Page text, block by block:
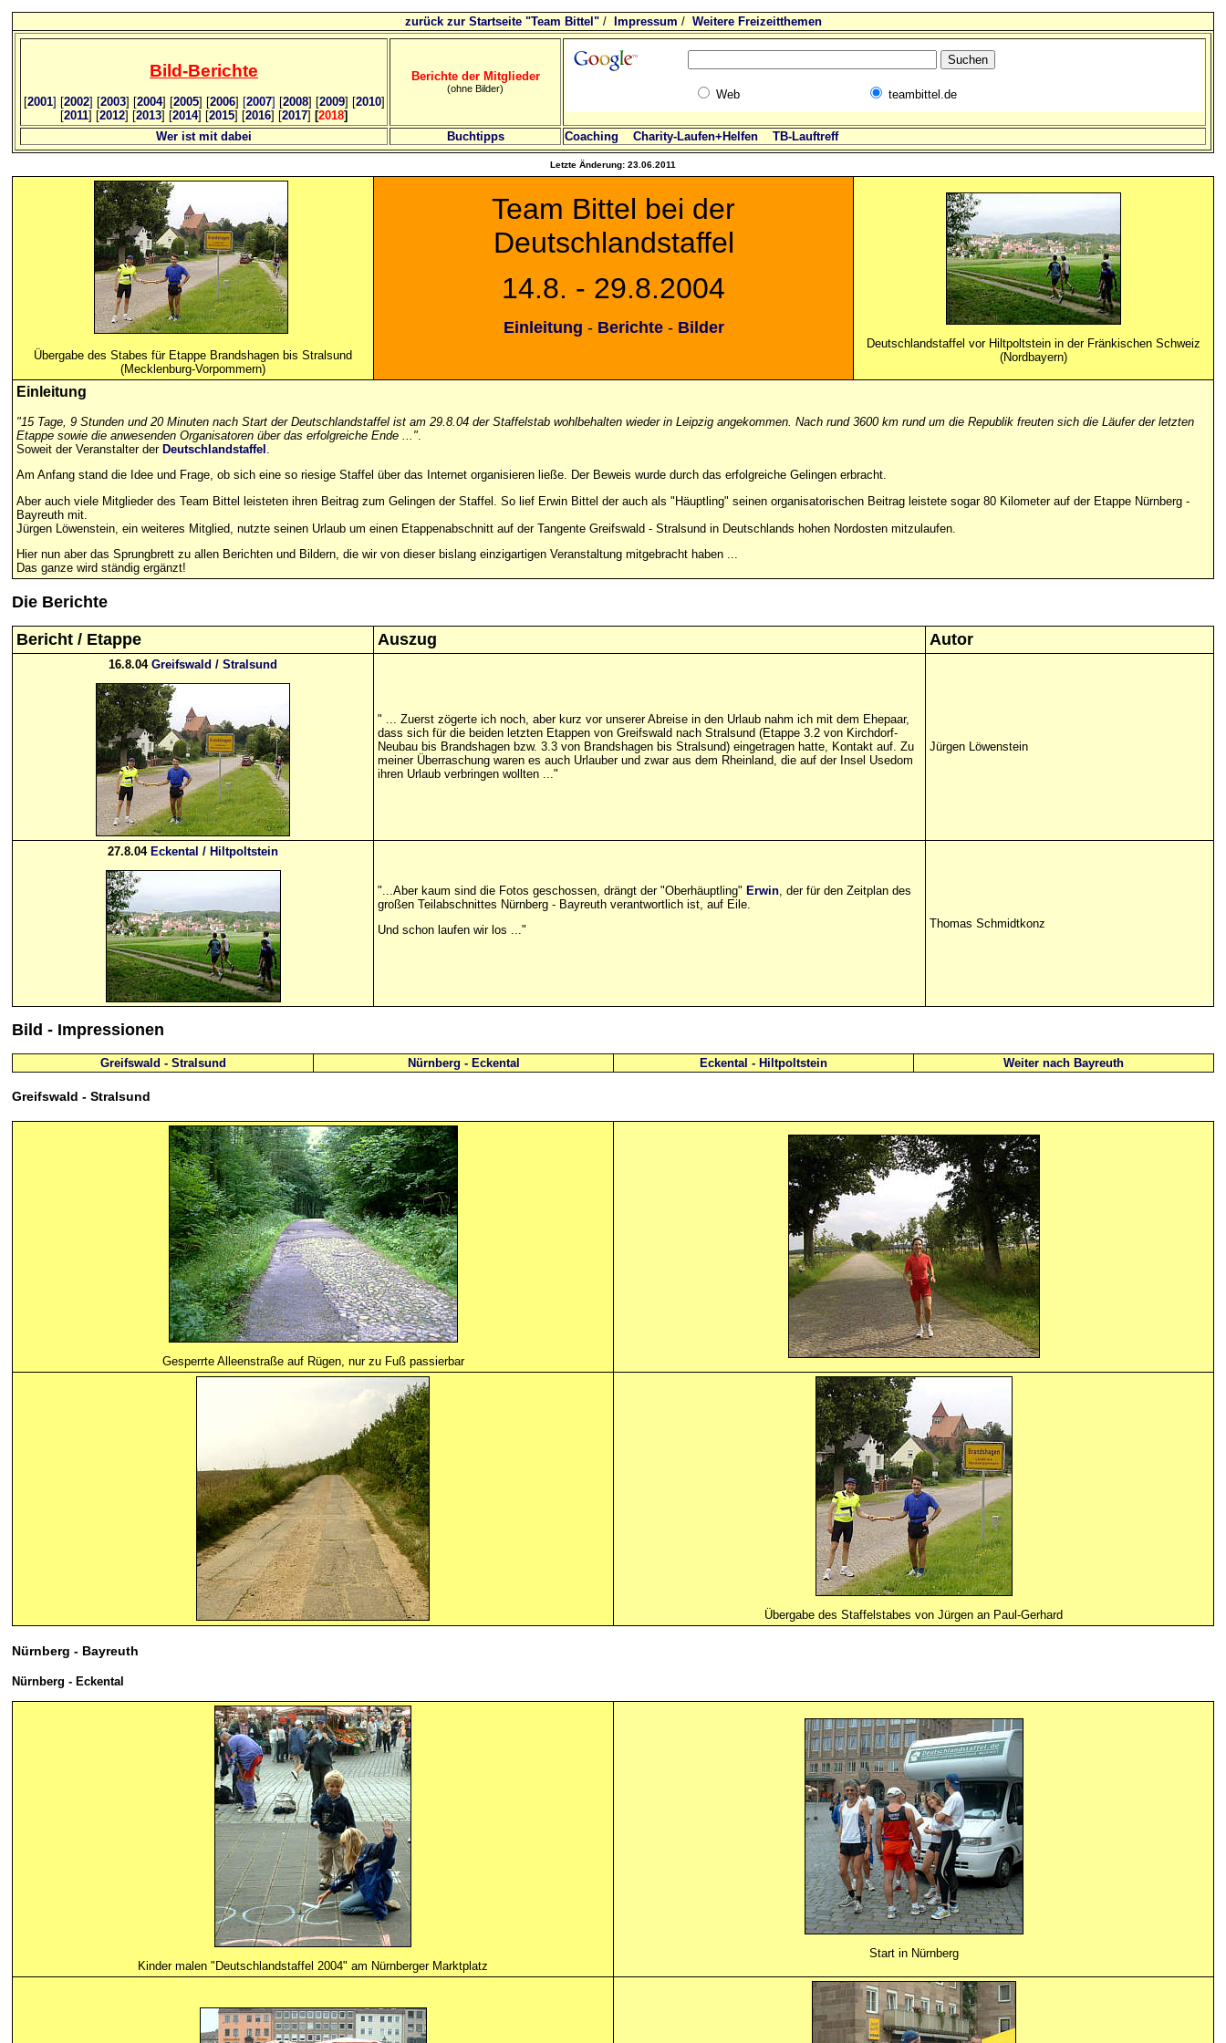
zurück zur Startseite "Team Bittel"/ Impressum / Weitere Freizeitthemen
Bild-Berichte
[2001] [2002] [2003] [2004] [2005] [2006] [2007] [2008] [2009] [2010]
[2011] [2012] [2013] [2014] [2015] [2016] [2017] [2018]
Berichte der Mitglieder
(ohne Bilder) Web teambittel.de
Wer ist mit dabei Buchtipps Coaching Charity-Laufen+Helfen TB-Lauftreff
Letzte Änderung: 23.06.2011
Übergabe des Stabes für Etappe Brandshagen bis Stralsund
(Mecklenburg-Vorpommern)
Team Bittel bei der
Deutschlandstaffel
14.8. - 29.8.2004
Einleitung - Berichte- Bilder
Deutschlandstaffel vor Hiltpoltstein in der Fränkischen Schweiz
(Nordbayern)
Einleitung
"15 Tage, 9 Stunden und 20 Minuten nach Start der Deutschlandstaffel ist am 29.8.04 der Staffelstab wohlbehalten wieder in Leipzig angekommen. Nach rund 3600 km rund um die Republik freuten sich die Läufer der letzten
Etappe sowie die anwesenden Organisatoren über das erfolgreiche Ende ...".
Soweit der Veranstalter der Deutschlandstaffel .
Am Anfang stand die Idee und Frage, ob sich eine so riesige Staffel über das Internet organisieren ließe. Der Beweis wurde durch das erfolgreiche Gelingen erbracht.
Aber auch viele Mitglieder des Team Bittel leisteten ihren Beitrag zum Gelingen der Staffel. So lief Erwin Bittel der auch als "Häuptling" seinen organisatorischen Beitrag leistete sogar 80 Kilometer auf der Etappe Nürnberg -
Bayreuth mit.
Jürgen Löwenstein, ein weiteres Mitglied, nutzte seinen Urlaub um einen Etappenabschnitt auf der Tangente Greifswald - Stralsund in Deutschlands hohen Nordosten mitzulaufen.
Hier nun aber das Sprungbrett zu allen Berichten und Bildern, die wir von dieser bislang einzigartigen Veranstaltung mitgebracht haben ...
Das ganze wird ständig ergänzt!
Die Berichte
Bericht / Etappe Auszug Autor
16.8.04 Greifswald / Stralsund
" ... Zuerst zögerte ich noch, aber kurz vor unserer Abreise in den Urlaub nahm ich mit dem Ehepaar,
dass sich für die beiden letzten Etappen von Greifswald nach Stralsund (Etappe 3.2 von Kirchdorf-
Neubau bis Brandshagen bzw. 3.3 von Brandshagen bis Stralsund) eingetragen hatte, Kontakt auf. Zu
meiner Überraschung waren es auch Urlauber und zwar aus dem Rheinland, die auf der Insel Usedom
ihren Urlaub verbringen wollten ..."
Jürgen Löwenstein
27.8.04 Eckental / Hiltpoltstein
"...Aber kaum sind die Fotos geschossen, drängt der "Oberhäuptling" Erwin , der für den Zeitplan des
großen Teilabschnittes Nürnberg - Bayreuth verantwortlich ist, auf Eile.
Und schon laufen wir los ..."
Thomas Schmidtkonz
Bild - Impressionen
Greifswald - Stralsund Nürnberg - Eckental Eckental - Hiltpoltstein Weiter nach Bayreuth
Greifswald - Stralsund
Gesperrte Alleenstraße auf Rügen, nur zu Fuß passierbar
Übergabe des Staffelstabes von Jürgen an Paul-Gerhard
Nürnberg - Bayreuth
Nürnberg - Eckental
Kinder malen "Deutschlandstaffel 2004" am Nürnberger Marktplatz
Start in Nürnberg